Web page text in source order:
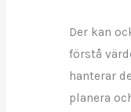
Der kan
förstå
hanterar
planera